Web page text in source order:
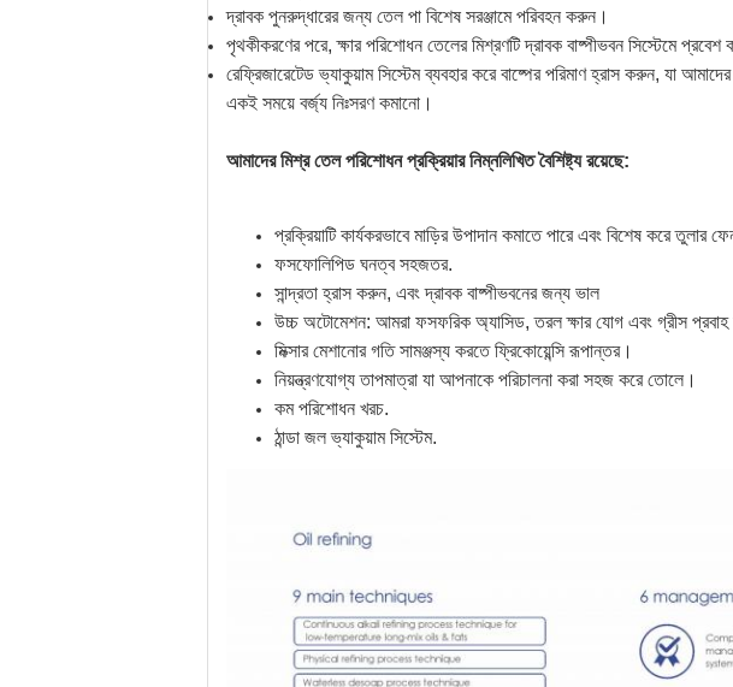
দ্রাবক পুনরুদ্ধারের জন্য তেল পা বিশেষ সরঞ্জামে পরিবহন করুন।
পৃথকীকরণের পরে, ক্ষার পরিশোধন তেলের মিশ্রণটি দ্রাবক বাষ্পীভবন সিস্টেমে
রেফ্রিজারেটেড ভ্যাকুয়াম সিস্টেম ব্যবহার করে বাষ্পের পরিমাণ হ্রাস করুন, যা
একই সময়ে বর্জ্য নিঃসরণ কমানো।
আমাদের মিশ্র তেল পরিশোধন প্রক্রিয়ার নিম্নলিখিত বৈশিষ্ট্য রয়েছে:
প্রক্রিয়াটি কার্যকরভাবে মাড়ির উপাদান কমাতে পারে এবং বিশেষ করে তুলার
ফসফোলিপিড ঘনত্ব সহজতর.
সান্দ্রতা হ্রাস করুন, এবং দ্রাবক বাষ্পীভবনের জন্য ভাল
উচ্চ অটোমেশন: আমরা ফসফরিক অ্যাসিড, তরল ক্ষার যোগ এবং গ্রীস প্রবাহ
মিক্সার মেশানোর গতি সামঞ্জস্য করতে ফ্রিকোয়েন্সি রূপান্তর।
নিয়ন্ত্রণযোগ্য তাপমাত্রা যা আপনাকে পরিচালনা করা সহজ করে তোলে।
কম পরিশোধন খরচ.
ঠান্ডা জল ভ্যাকুয়াম সিস্টেম.